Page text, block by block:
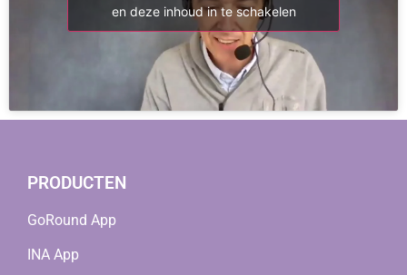
en deze inhoud in te schakelen
PRODUCTEN
GoRound App
INA App